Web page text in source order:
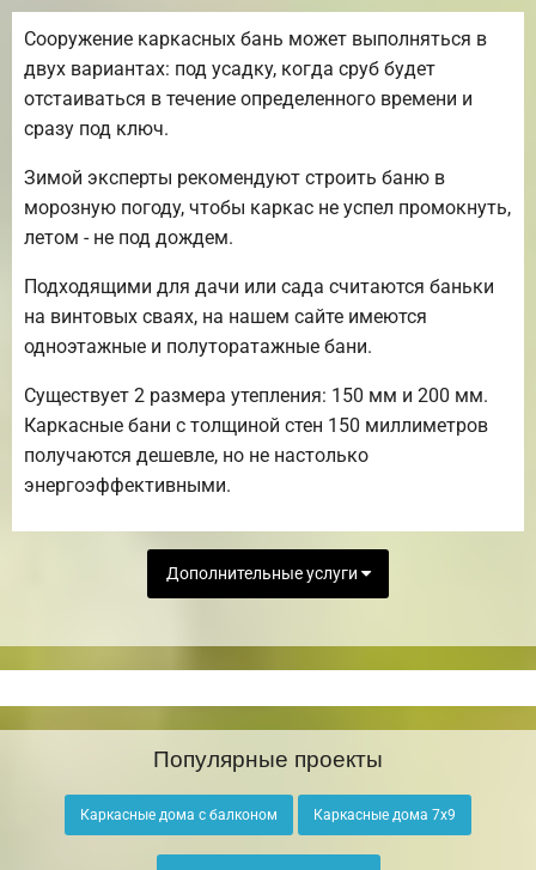
Сооружение каркасных бань может выполняться в
двух вариантах: под усадку, когда сруб будет
отстаиваться в течение определенного времени и
сразу под ключ.
Зимой эксперты рекомендуют строить баню в
морозную погоду, чтобы каркас не успел промокнуть,
летом - не под дождем.
Подходящими для дачи или сада считаются баньки
на винтовых сваях, на нашем сайте имеются
одноэтажные и полуторатажные бани.
Существует 2 размера утепления: 150 мм и 200 мм.
Каркасные бани с толщиной стен 150 миллиметров
получаются дешевле, но не настолько
энергоэффективными.
Дополнительные услуги
Популярные проекты
Каркасные дома с балконом Каркасные дома 7х9